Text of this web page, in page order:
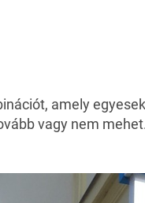
amely
vagy nem